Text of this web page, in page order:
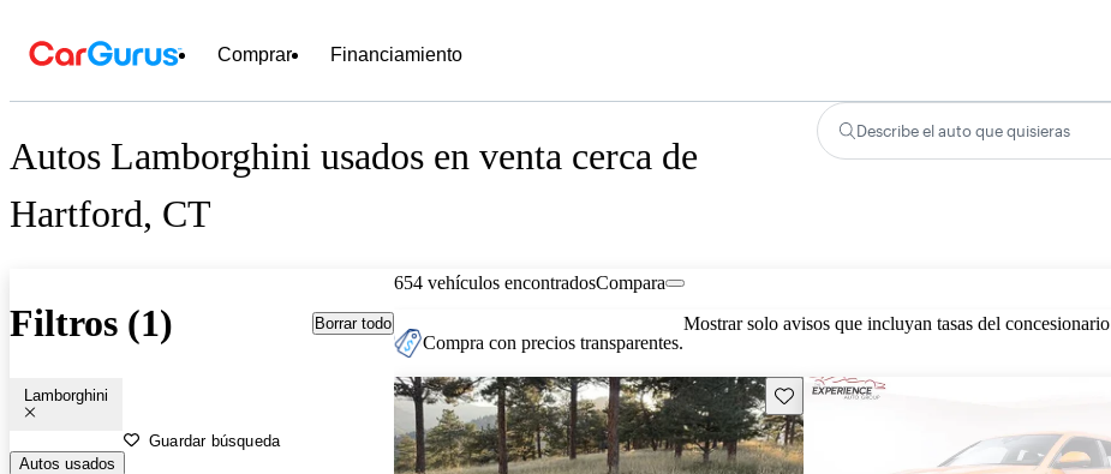
Comprar Financiamiento
Autos Lamborghini usados en venta cerca de
Hartford, CT
Describe el auto que quisieras
Filtros (1) Borrar todo
Lamborghini
Guardar búsqueda
Autos usados
654 vehículos encontradosCompara
Compra con precios transparentes.
Mostrar solo avisos que incluyan tasas del concesionario
Guarda este Aviso